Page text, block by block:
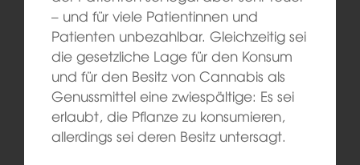
– und für viele Patientinnen und
Patienten unbezahlbar. Gleichzeitig sei
die gesetzliche Lage für den Konsum
und für den Besitz von Cannabis als
Genussmittel eine zwiespältige: Es sei
erlaubt, die Pflanze zu konsumieren,
allerdings sei deren Besitz untersagt.